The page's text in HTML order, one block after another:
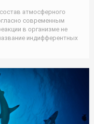
атмосферного
современным
в организме не
индифферентных